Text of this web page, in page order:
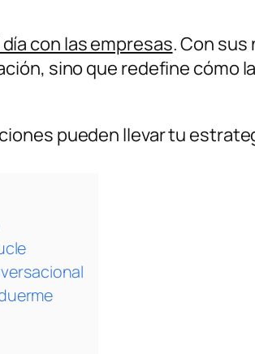
con las empresas. Con
sino que redefine cómo
pueden llevar tu